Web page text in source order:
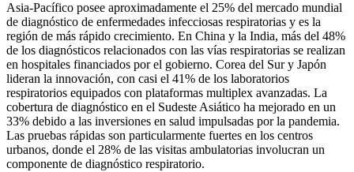
Asia-Pacífico posee aproximadamente el 25% del mercado mundial
de diagnóstico de enfermedades infecciosas respiratorias y es la
región de más rápido crecimiento. En China y la India, más del 48%
de los diagnósticos relacionados con las vías respiratorias se realizan
en hospitales financiados por el gobierno. Corea del Sur y Japón
lideran la innovación, con casi el 41% de los laboratorios
respiratorios equipados con plataformas multiplex avanzadas. La
cobertura de diagnóstico en el Sudeste Asiático ha mejorado en un
33% debido a las inversiones en salud impulsadas por la pandemia.
Las pruebas rápidas son particularmente fuertes en los centros
urbanos, donde el 28% de las visitas ambulatorias involucran un
componente de diagnóstico respiratorio.